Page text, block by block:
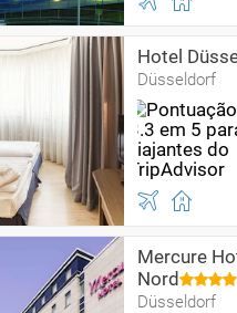
Hotel
Düsseldorf
Mercure
Nord
Düsseldorf